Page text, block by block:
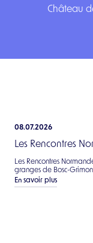
Château
08.07.2026
Les Rencontres
Les Rencontres
granges de Bosc-
En savoir plus